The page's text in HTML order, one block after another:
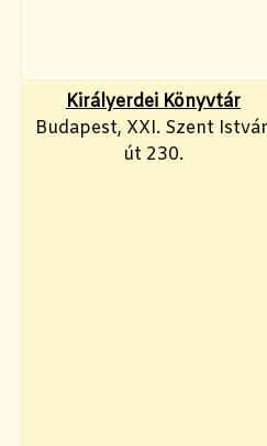
Királyerdei Könyvtár
Budapest, XXI. Szent
út 230.